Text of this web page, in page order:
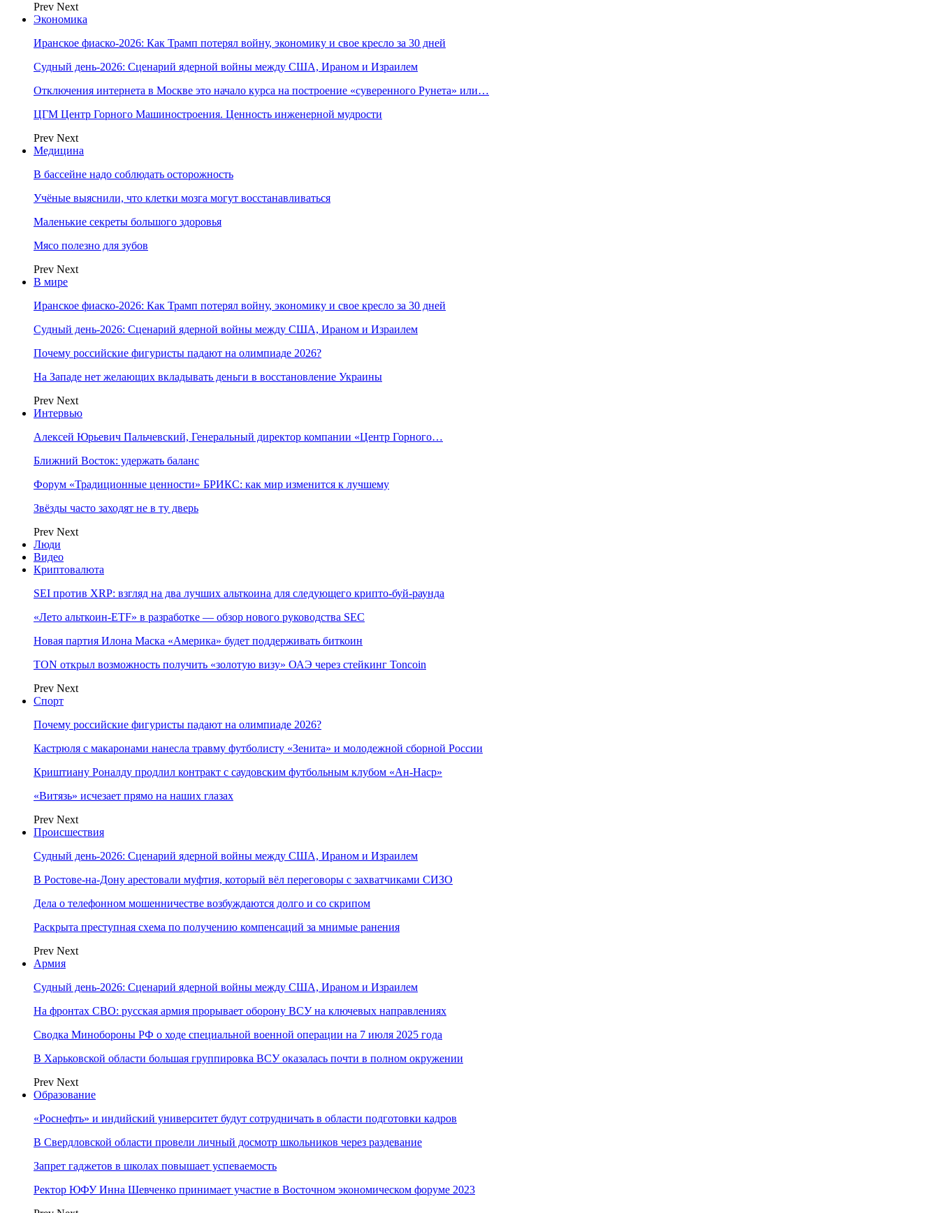
Prev Next
Экономика
Иранское фиаско-2026: Как Трамп потерял войну, экономику и свое кресло за 30 дней
Судный день-2026: Сценарий ядерной войны между США, Ираном и Израилем
Отключения интернета в Москве это начало курса на построение «суверенного Рунета» или…
ЦГМ Центр Горного Машиностроения. Ценность инженерной мудрости
Prev Next
Медицина
В бассейне надо соблюдать осторожность
Учёные выяснили, что клетки мозга могут восстанавливаться
Маленькие секреты большого здоровья
Мясо полезно для зубов
Prev Next
В мире
Иранское фиаско-2026: Как Трамп потерял войну, экономику и свое кресло за 30 дней
Судный день-2026: Сценарий ядерной войны между США, Ираном и Израилем
Почему российские фигуристы падают на олимпиаде 2026?
На Западе нет желающих вкладывать деньги в восстановление Украины
Prev Next
Интервью
Алексей Юрьевич Пальчевский, Генеральный директор компании «Центр Горного…
Ближний Восток: удержать баланс
Форум «Традиционные ценности» БРИКС: как мир изменится к лучшему
Звёзды часто заходят не в ту дверь
Prev Next
Люди
Видео
Криптовалюта
SEI против XRP: взгляд на два лучших альткоина для следующего крипто-буй-раунда
«Лето альткоин-ETF» в разработке — обзор нового руководства SEC
Новая партия Илона Маска «Америка» будет поддерживать биткоин
TON открыл возможность получить «золотую визу» ОАЭ через стейкинг Toncoin
Prev Next
Спорт
Почему российские фигуристы падают на олимпиаде 2026?
Кастрюля с макаронами нанесла травму футболисту «Зенита» и молодежной сборной России
Криштиану Роналду продлил контракт с саудовским футбольным клубом «Ан-Наср»
«Витязь» исчезает прямо на наших глазах
Prev Next
Происшествия
Судный день-2026: Сценарий ядерной войны между США, Ираном и Израилем
В Ростове-на-Дону арестовали муфтия, который вёл переговоры с захватчиками СИЗО
Дела о телефонном мошенничестве возбуждаются долго и со скрипом
Раскрыта преступная схема по получению компенсаций за мнимые ранения
Prev Next
Армия
Судный день-2026: Сценарий ядерной войны между США, Ираном и Израилем
На фронтах СВО: русская армия прорывает оборону ВСУ на ключевых направлениях
Сводка Минобороны РФ о ходе специальной военной операции на 7 июля 2025 года
В Харьковской области большая группировка ВСУ оказалась почти в полном окружении
Prev Next
Образование
«Роснефть» и индийский университет будут сотрудничать в области подготовки кадров
В Свердловской области провели личный досмотр школьников через раздевание
Запрет гаджетов в школах повышает успеваемость
Ректор ЮФУ Инна Шевченко принимает участие в Восточном экономическом форуме 2023